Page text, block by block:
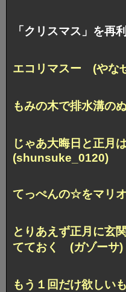
「クリスマス」を再
エコリマスー (やな
もみの木で排水溝の
じゃあ大晦日と正月
(shunsuke_0120)
てっぺんの☆をマリ
とりあえず正月に玄
てておく (ガゾーサ)
もう１回だけ欲しい